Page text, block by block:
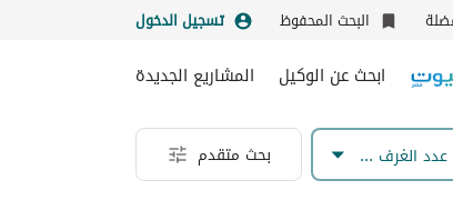
البحث المحفوظ تسجيل الدخول
ابحث عن الوكيل المشاريع الجديدة
عدد الغرف & الحمامات بحث متقدم